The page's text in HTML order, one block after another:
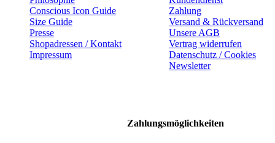
Conscious Icon Guide
Size Guide
Presse
Shopadressen / Kontakt
Impressum
Zahlung
Versand & Rückversand
Unsere AGB
Vertrag widerrufen
Datenschutz / Cookies
Newsletter
Zahlungsmöglichkeiten